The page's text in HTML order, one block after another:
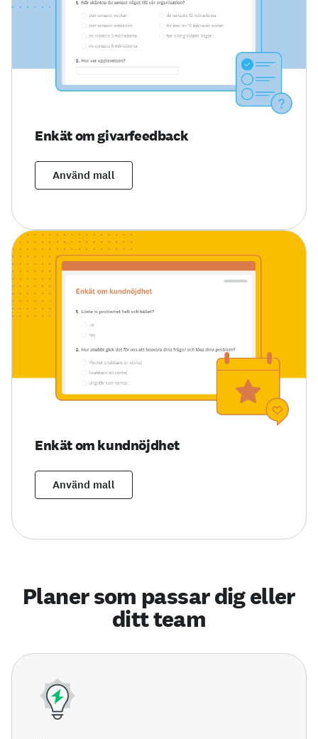
Enkät om givarfeedback
Använd mall
Enkät om kundnöjdhet
Använd mall
Planer som passar dig eller
ditt team